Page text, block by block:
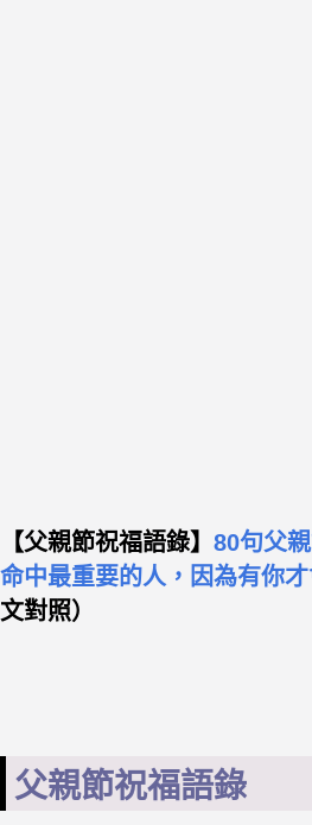
【父親節祝福語錄】 80句父
命中最重要的人，因為有你
文對照）
父親節祝福語錄